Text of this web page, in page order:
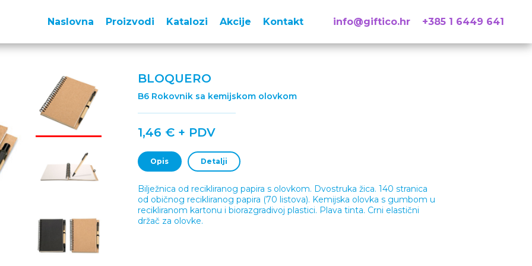
Naslovna Proizvodi Katalozi Akcije Kontakt info@giftico.hr +385 1 6449 641
BLOQUERO
B6 Rokovnik sa kemijskom olovkom
1,46 € + PDV
Opis Detalji
Bilježnica od recikliranog papira s olovkom. Dvostruka žica. 140 stranica
od običnog recikliranog papira (70 listova). Kemijska olovka s gumbom u
recikliranom kartonu i biorazgradivoj plastici. Plava tinta. Crni elastični
držač za olovke.